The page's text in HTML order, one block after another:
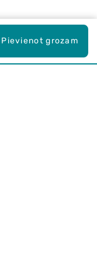
Pievienot grozam